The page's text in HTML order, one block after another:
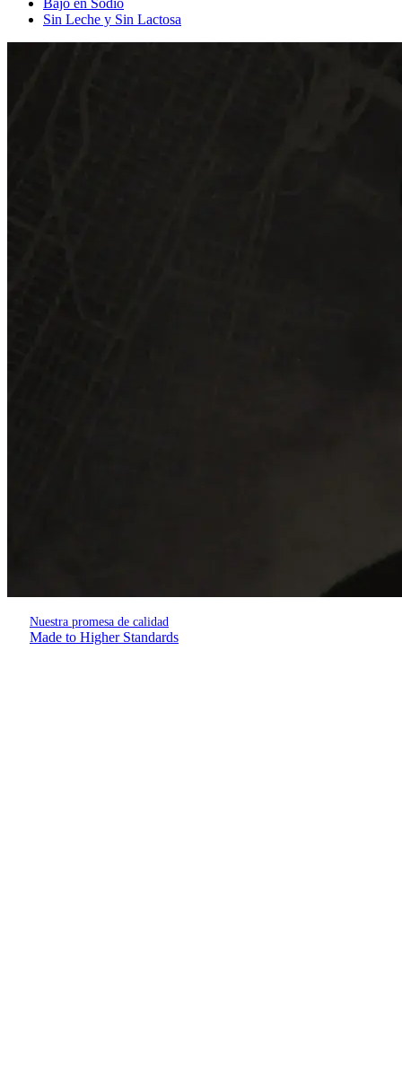
Sin Leche y Sin Lactosa
Nuestra promesa de calidad
Made to Higher Standards